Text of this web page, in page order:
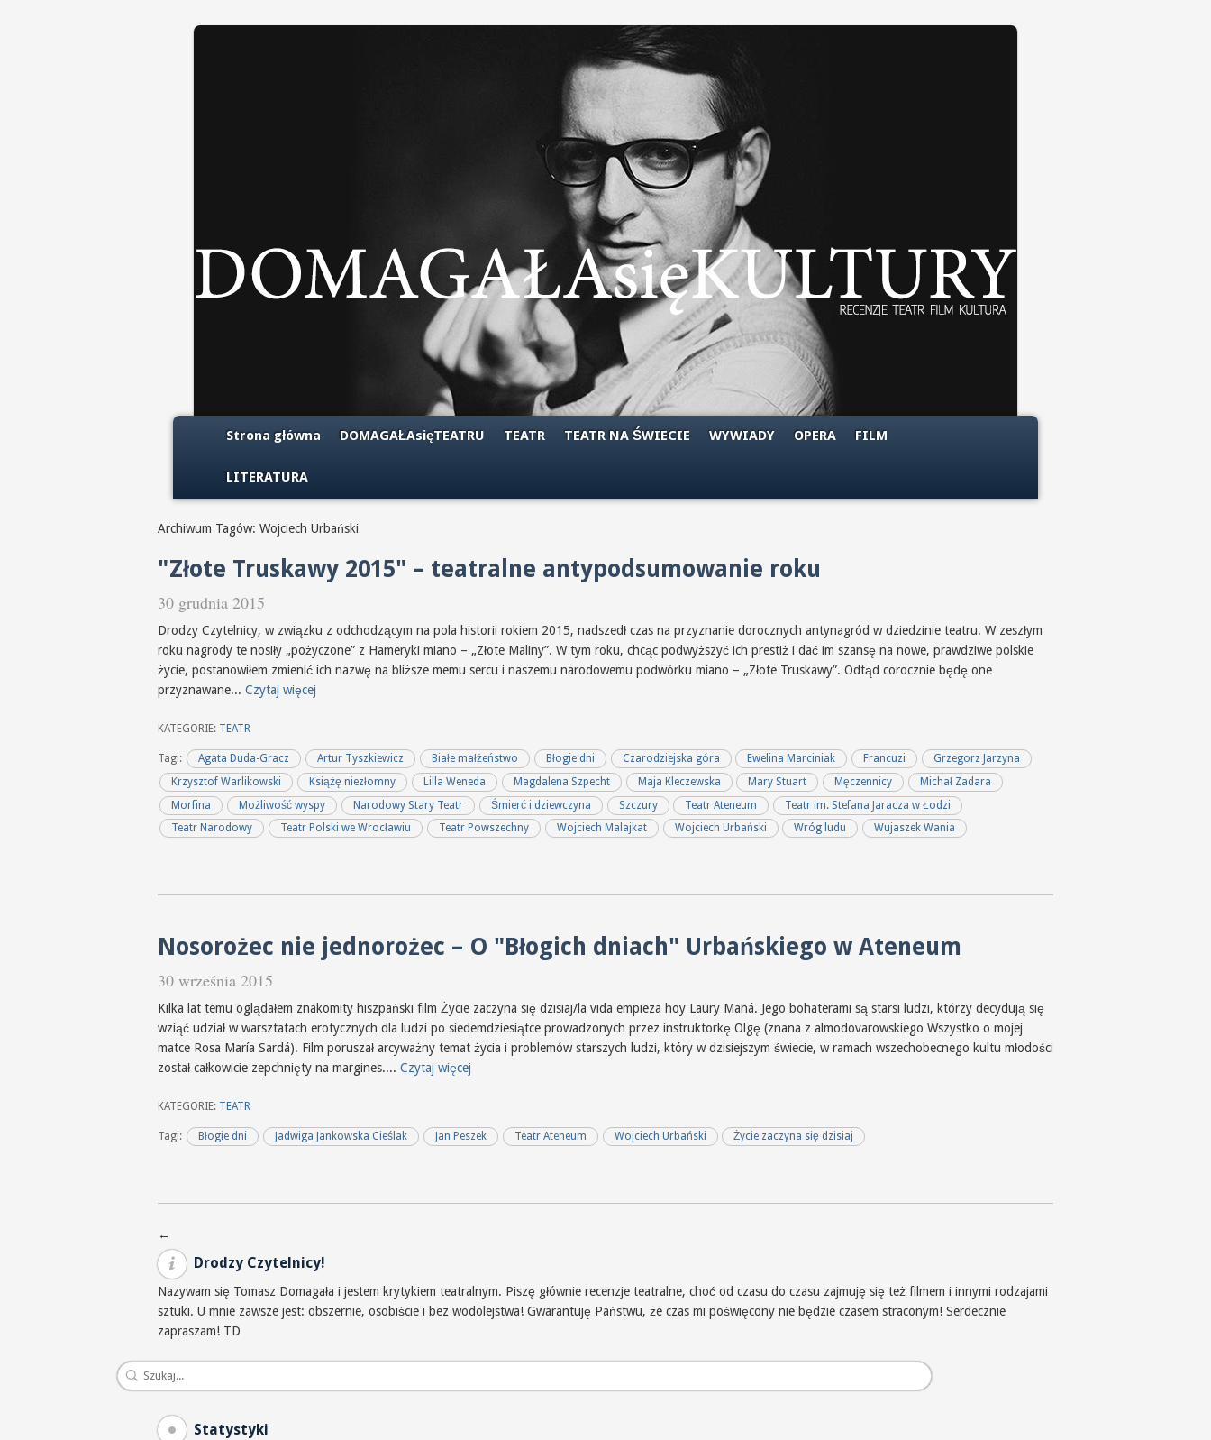
Strona główna DOMAGAŁAsięTEATRU TEATR TEATR NA ŚWIECIE WYWIADY OPERA FILM
LITERATURA
Archiwum Tagów: Wojciech Urbański
"Złote Truskawy 2015" – teatralne antypodsumowanie roku
30 grudnia 2015
Drodzy Czytelnicy, w związku z odchodzącym na pola historii rokiem 2015, nadszedł czas na przyznanie dorocznych antynagród w dziedzinie teatru. W zeszłym
roku nagrody te nosiły „pożyczone” z Hameryki miano – „Złote Maliny”. W tym roku, chcąc podwyższyć ich prestiż i dać im szansę na nowe, prawdziwe polskie
życie, postanowiłem zmienić ich nazwę na bliższe memu sercu i naszemu narodowemu podwórku miano – „Złote Truskawy”. Odtąd corocznie będę one
przyznawane... Czytaj więcej
KATEGORIE: TEATR
Tagi: Agata Duda-Gracz Artur Tyszkiewicz Białe małżeństwo Błogie dni Czarodziejska góra Ewelina Marciniak Francuzi
Grzegorz Jarzyna
Krzysztof Warlikowski
Książę niezłomny Lilla Weneda Magdalena Szpecht Maja Kleczewska Mary Stuart Męczennicy
Michał Zadara
Morfina
Możliwość wyspy Narodowy Stary Teatr Śmierć i dziewczyna Szczury Teatr Ateneum
Teatr im. Stefana Jaracza w Łodzi
Teatr Narodowy
Teatr Polski we Wrocławiu Teatr Powszechny Wojciech Malajkat Wojciech Urbański Wróg ludu Wujaszek Wania
Nosorożec nie jednorożec – O "Błogich dniach" Urbańskiego w Ateneum
30 września 2015
Kilka lat temu oglądałem znakomity hiszpański film Życie zaczyna się dzisiaj/la vida empieza hoy Laury Mañá. Jego bohaterami są starsi ludzi, którzy decydują się
wziąć udział w warsztatach erotycznych dla ludzi po siedemdziesiątce prowadzonych przez instruktorkę Olgę (znana z almodovarowskiego Wszystko o mojej
matce Rosa María Sardá). Film poruszał arcyważny temat życia i problemów starszych ludzi, który w dzisiejszym świecie, w ramach wszechobecnego kultu młodości
został całkowicie zepchnięty na margines.... Czytaj więcej
KATEGORIE: TEATR
Tagi: Błogie dni Jadwiga Jankowska Cieślak Jan Peszek Teatr Ateneum Wojciech Urbański Życie zaczyna się dzisiaj
Nawigacja po wpisach
←
Drodzy Czytelnicy!
Nazywam się Tomasz Domagała i jestem krytykiem teatralnym. Piszę głównie recenzje teatralne, choć od czasu do czasu zajmuję się też filmem i innymi rodzajami
sztuki. U mnie zawsze jest: obszernie, osobiście i bez wodolejstwa! Gwarantuję Państwu, że czas mi poświęcony nie będzie czasem straconym! Serdecznie
zapraszam! TD
Statystyki